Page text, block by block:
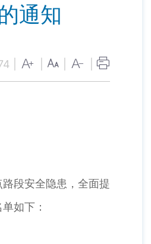
通知
段安全隐患，全面提
如下：